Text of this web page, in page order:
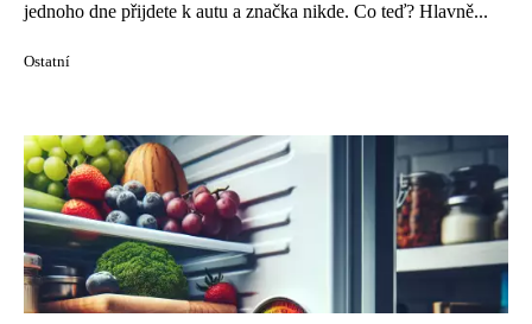
jednoho dne přijdete k autu a značka nikde. Co teď? Hlavně...
Ostatní